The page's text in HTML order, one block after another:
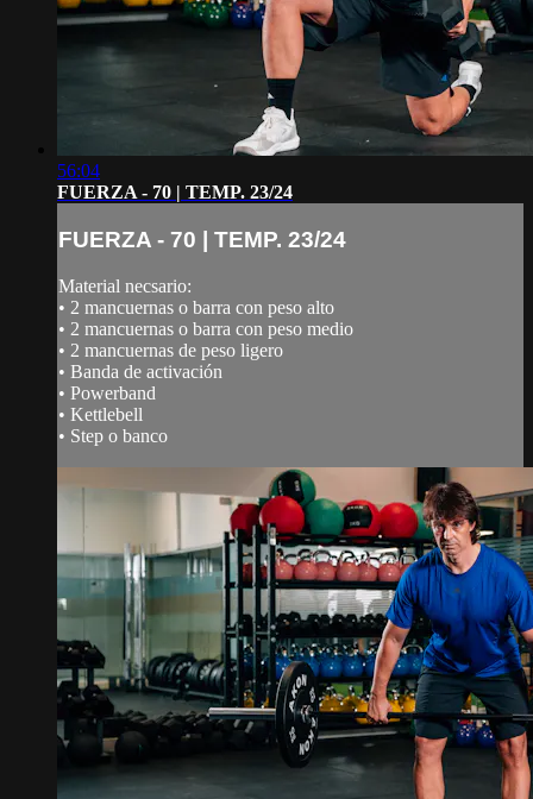
56:04
FUERZA - 70 | TEMP. 23/24
FUERZA - 70 | TEMP. 23/24
Material necsario:
• 2 mancuernas o barra con peso alto
• 2 mancuernas o barra con peso medio
• 2 mancuernas de peso ligero
• Banda de activación
• Powerband
• Kettlebell
• Step o banco